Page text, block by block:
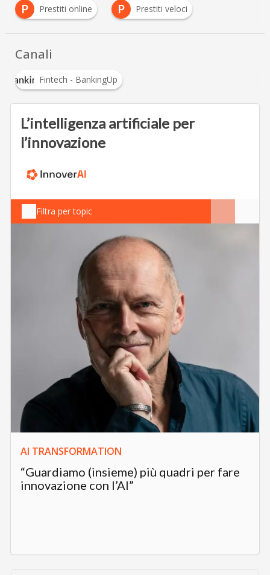
P
Prestiti online P Prestiti veloci
Canali
Fintech - BankingUp
L’intelligenza artificiale per
l’innovazione
Filtra per topic
AI TRANSFORMATION
“Guardiamo (insieme) più quadri per fare
innovazione con l’AI”